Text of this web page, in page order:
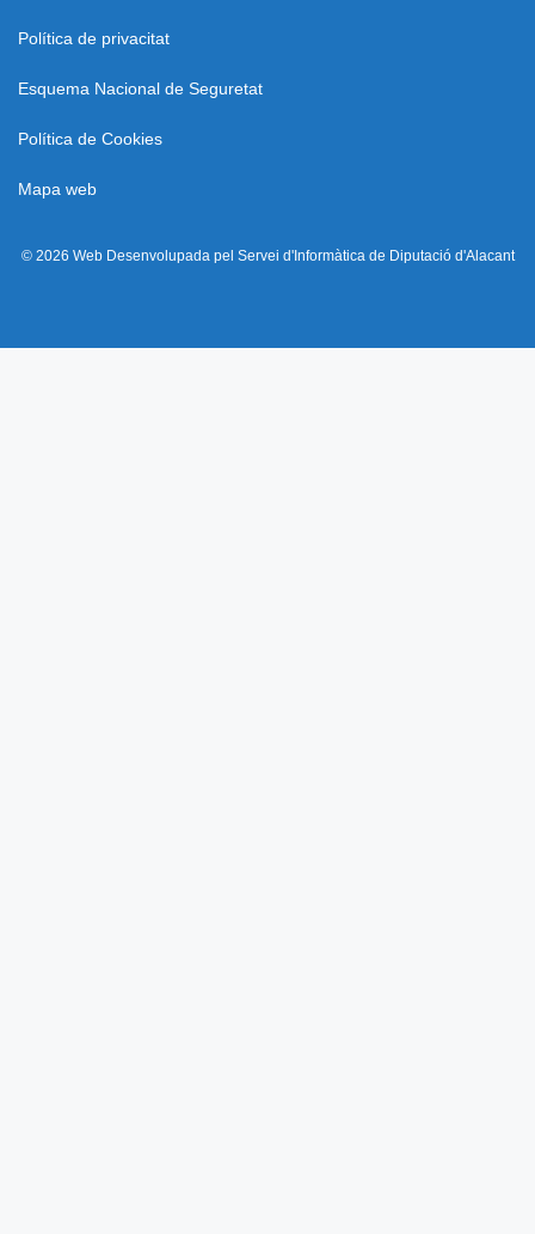
Política de privacitat
Esquema Nacional de Seguretat
Política de Cookies
Mapa web
© 2026 Web Desenvolupada pel Servei d'Informàtica de Diputació d'Alacant